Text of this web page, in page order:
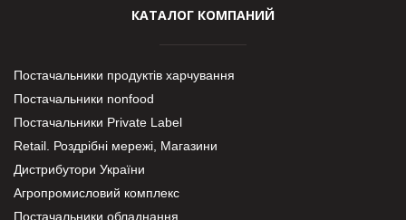
КАТАЛОГ КОМПАНИЙ
Постачальники продуктів харчування
Постачальники nonfood
Постачальники Private Label
Retail. Роздрібні мережі, Магазини
Дистрибутори України
Агропромисловий комплекс
Постачальники обладнання